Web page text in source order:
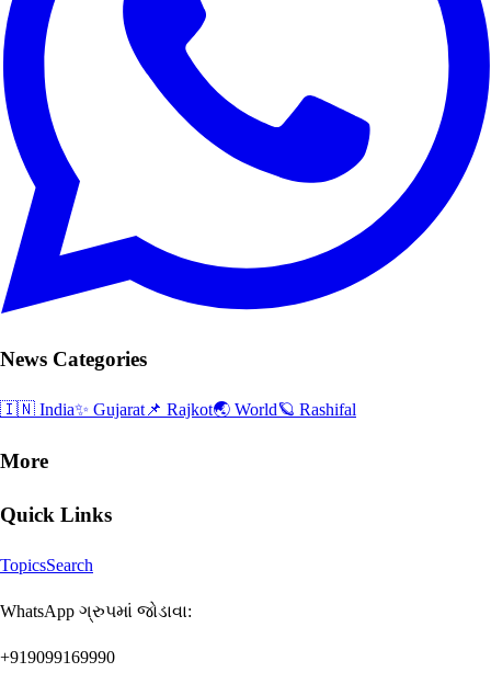
News Categories
🇮🇳 India✨ Gujarat 📌 Rajkot🌏 World🪐 Rashifal
More
Quick Links
TopicsSearch
WhatsApp ગ્રુપમાં જોડાવા:
+919099169990